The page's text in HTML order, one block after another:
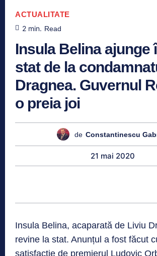
ACTUALITATE
2 min. Read
Insula Belina ajunge
stat de la
Dragnea. Guvernul
o preia joi
de Constantinescu
21 mai 2020
Insula Belina, acaparată de Liviu
revine la stat. Anunțul a fost făcut
satisfacție de premierul Ludovic